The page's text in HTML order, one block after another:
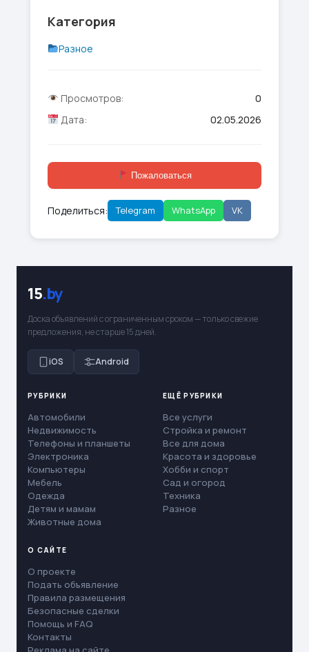
Категория
Разное
Просмотров:
0
Дата:
02.05.2026
Пожаловаться
Поделиться: Telegram WhatsApp VK
15.by
Доска объявлений с ограниченным сроком — только свежие
предложения, не старше 15 дней.
iOS Android
РУБРИКИ
Автомобили
Недвижимость
Телефоны и планшеты
Электроника
Компьютеры
Мебель
Одежда
Детям и мамам
Животные дома
ЕЩЁ РУБРИКИ
Все услуги
Стройка и ремонт
Все для дома
Красота и здоровье
Хобби и спорт
Сад и огород
Техника
Разное
О САЙТЕ
О проекте
Подать объявление
Правила размещения
Безопасные сделки
Помощь и FAQ
Контакты